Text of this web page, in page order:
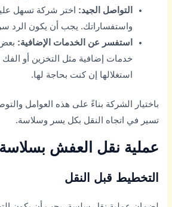
التواصل الجيد: اختر شركة تسهل
واستفساراتك. يجب أن يكون الرد
استفسر عن الخدمات الإضافية:
خدمات إضافية مثل التخزين أو الفك
استغلالها إن كنت بحاجة لها.
باختيار الشركة بناءً على هذه العوامل
تسير في اتجاه النقل بكل يسر وسلاسة.
عملية نقل العفش بسلاسة
التخطيط قبل النقل